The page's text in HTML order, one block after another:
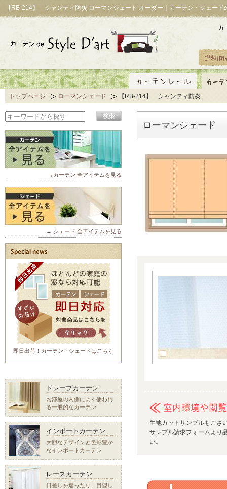
【RB-214】 シャンティ防炎 ローマンシェード オーダー｜カーテン・シェード
トップページ ローマンシェード 【RB-214】 シャンティ防炎
ローマンシェード
生地カットサンプルもござ
サンプル請求フォームより
い。
→カーテン 全アイテムを見る
→ シェード 全アイテムを見る
即日出荷！カーテン・シェードはこちら
ドレープカーテン
お部屋の内側によく使われ
る一般的なカーテン
インポートカーテン
大胆なデザインと色彩豊か
なインポートカーテン
レースカーテン
日差しを遮ったり、目隠し